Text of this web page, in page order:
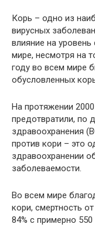
Корь – одно из
вирусных
влияние на
мире, несмотря на
году во всем мире
обусловленных
На протяжении
предотвратили, по
здравоохранения
против кори – это
здравоохранении
заболеваемости.
Во всем мире
кори, смертность
84% с примерно